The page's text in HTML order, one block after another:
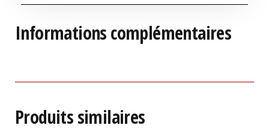
Informations complémentaires
Produits similaires